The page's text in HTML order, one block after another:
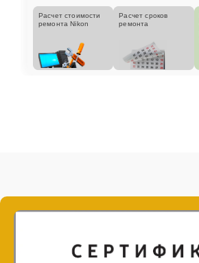
Расчет стоимости
ремонта Nikon
Расчет сроков
ремонта